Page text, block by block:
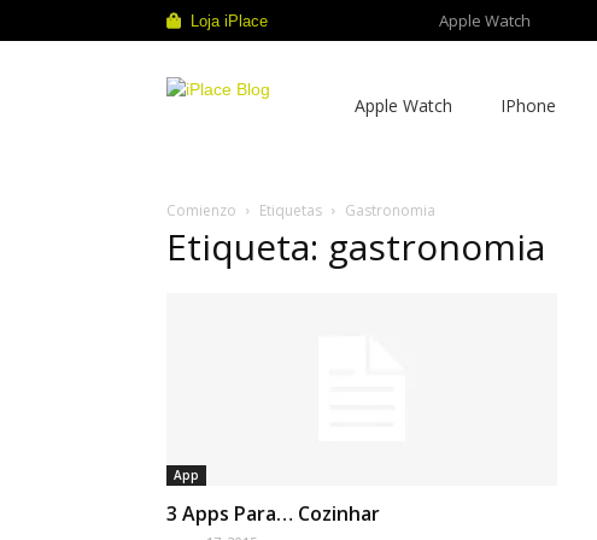
Loja iPlace Apple Watch
Apple Watch IPhone
Comienzo Etiquetas Gastronomia
Etiqueta: gastronomia
App
3 Apps Para… Cozinhar